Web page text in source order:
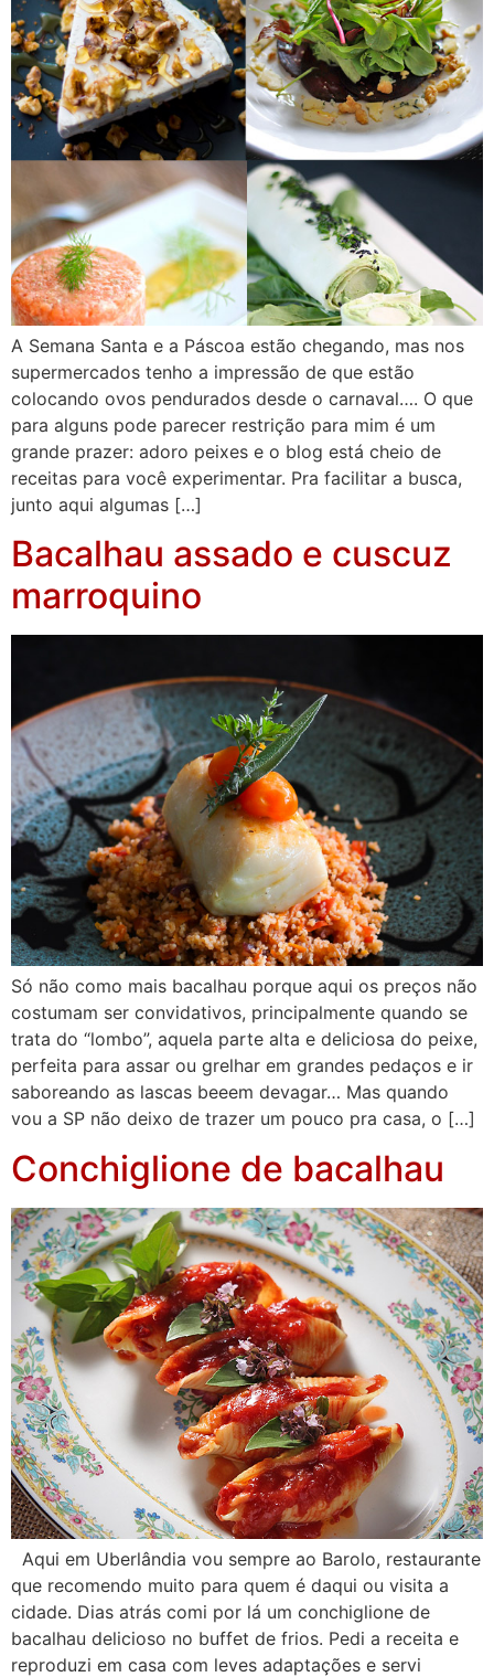
A Semana Santa e a Páscoa estão chegando, mas nos
supermercados tenho a impressão de que estão
colocando ovos pendurados desde o carnaval…. O que
para alguns pode parecer restrição para mim é um
grande prazer: adoro peixes e o blog está cheio de
receitas para você experimentar. Pra facilitar a busca,
junto aqui algumas […]
Bacalhau assado e cuscuz
marroquino
Só não como mais bacalhau porque aqui os preços não
costumam ser convidativos, principalmente quando se
trata do “lombo”, aquela parte alta e deliciosa do peixe,
perfeita para assar ou grelhar em grandes pedaços e ir
saboreando as lascas beeem devagar… Mas quando
vou a SP não deixo de trazer um pouco pra casa, o […]
Conchiglione de bacalhau
Aqui em Uberlândia vou sempre ao Barolo, restaurante
que recomendo muito para quem é daqui ou visita a
cidade. Dias atrás comi por lá um conchiglione de
bacalhau delicioso no buffet de frios. Pedi a receita e
reproduzi em casa com leves adaptações e servi